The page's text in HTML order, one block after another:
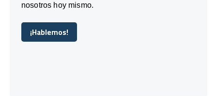
nosotros hoy mismo.
¡Hablemos!
¡Hablemos!